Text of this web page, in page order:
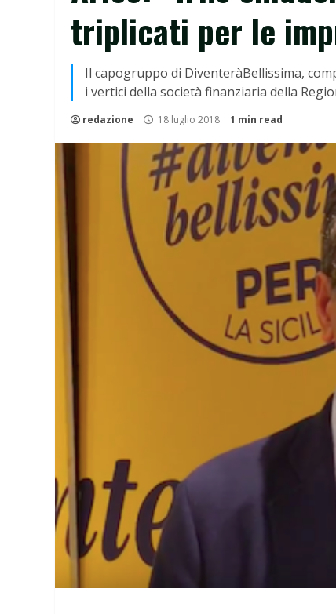
triplicati per le
Il capogruppo di DiventeràBellissima,
i vertici della società finanziaria della
redazione 18 luglio 2018 1 min read